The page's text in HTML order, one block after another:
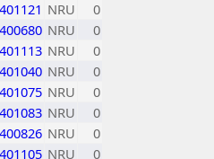
NRU
0
NRU
0
NRU
0
NRU
0
NRU
0
NRU
0
NRU
0
NRU 0